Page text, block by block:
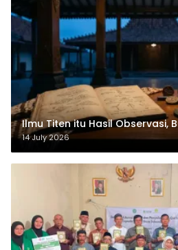
Ilmu Titen itu Hasil Observasi,
14 July 2026